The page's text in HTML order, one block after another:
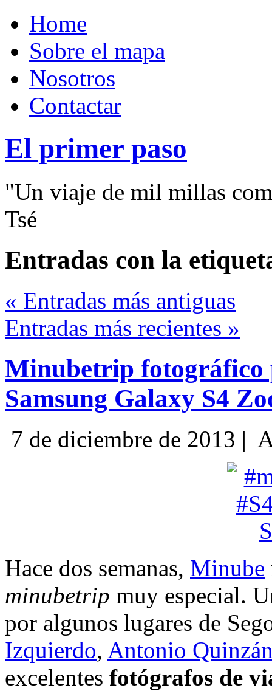
Home
Sobre el mapa
Nosotros
Contactar
El primer paso
"Un viaje de mil millas
Tsé
Entradas con la
« Entradas más antiguas
Entradas más recientes »
Minubetrip fotográfico
Samsung Galaxy S4
7 de diciembre de 2013 |
Hace dos semanas, Minube
minubetrip muy especial.
por algunos lugares de
Izquierdo, Antonio
excelentes fotógrafos de